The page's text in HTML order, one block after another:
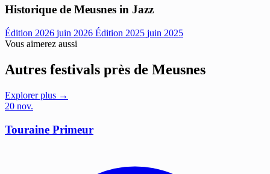
Historique de Meusnes in Jazz
Édition 2026 juin 2026 Édition 2025 juin 2025
Vous aimerez aussi
Autres festivals près de Meusnes
Explorer plus →
20 nov.
Touraine Primeur